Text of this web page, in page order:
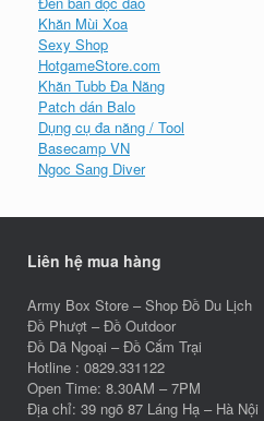
Khăn Mùi Xoa
Sexy Shop
HotgameStore.com
Khăn Tubb Đa Năng
Patch dán Balo
Dụng cụ đa năng / Tool
Basecamp VN
Ngoc Sang Diver
Liên hệ mua hàng
Army Box Store – Shop Đồ Du Lịch
Đồ Phượt – Đồ Outdoor
Đồ Dã Ngoại – Đồ Cắm Trại
Hotline : 0829.331122
Open Time: 8.30AM – 7PM
Địa chỉ: 39 ngõ 87 Láng Hạ – Hà Nội